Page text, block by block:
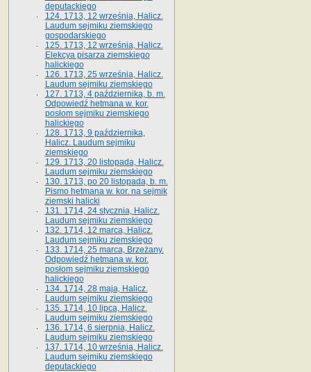
deputackiego
124. 1713, 12 września, Halicz.
Laudum sejmiku ziemskiego
gospodarskiego
125. 1713, 12 września, Halicz.
Elekcya pisarza ziemskiego
halickiego
126. 1713, 25 września, Halicz.
Laudum sejmiku ziemskiego
127. 1713, 4 października, b. m.
Odpowiedź hetmana w. kor.
posłom sejmiku ziemskiego
halickiego
128. 1713, 9 października,
Halicz. Laudum sejmiku
ziemskiego
129. 1713, 20 listopada, Halicz.
Laudum sejmiku ziemskiego
130. 1713, po 20 listopada, b. m.
Pismo hetmana w. kor. na sejmik
ziemski halicki
131. 1714, 24 stycznia, Halicz.
Laudum sejmiku ziemskiego
132. 1714, 12 marca, Halicz.
Laudum sejmiku ziemskiego
133. 1714, 25 marca, Brzeżany.
Odpowiedź hetmana w. kor.
posłom sejmiku ziemskiego
halickiego
134. 1714, 28 maja, Halicz.
Laudum sejmiku ziemskiego
135. 1714, 10 lipca, Halicz.
Laudum sejmiku ziemskiego
136. 1714, 6 sierpnia, Halicz.
Laudum sejmiku ziemskiego
137. 1714, 10 września, Halicz.
Laudum sejmiku ziemskiego
deputackiego